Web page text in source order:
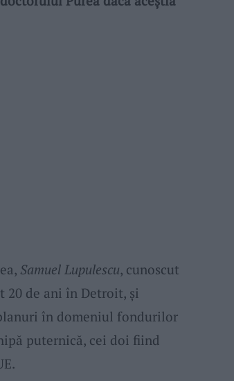
Samuel Lupulescu, cunoscut
20 de ani în Detroit, și
în domeniul fondurilor
puternică, cei doi fiind